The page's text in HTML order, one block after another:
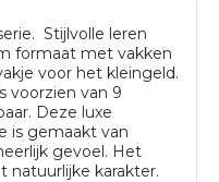
Stijlvolle leren
formaat met vakken
voor het kleingeld.
voorzien van 9
Deze luxe
is gemaakt van
gevoel. Het
natuurlijke karakter.